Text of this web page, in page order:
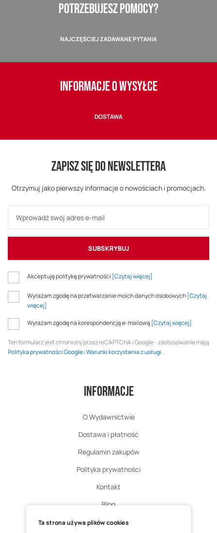
POTRZEBUJESZ POMOCY?
NAJCZĘŚCIEJ ZADAWANE PYTANIA
INFORMACJE O WYSYŁCE
DOSTAWA
ZAPISZ SIĘ DO NEWSLETTERA
Otrzymuj jako pierwszy informacje o nowościach i promocjach.
SUBSKRYBUJ
Akceptuję politykę prywatności [Czytaj więcej]
Wyrażam zgodę na przetwarzanie moich danych osobowych[Czytaj
więcej]
Wyrażam zgodę na korespondencję e-mailową [Czytaj więcej]
Ten formularz jest chroniony przez reCAPTCHA i Google - zastosowanie mają
Polityka prywatności GoogleiWarunki korzystania z usługi .
Informacje
O Wydawnictwie
Dostawa i płatność
Regulamin zakupów
Polityka prywatności
Kontakt
Blog
Zgłoś zwrot
Ta strona używa plików cookies